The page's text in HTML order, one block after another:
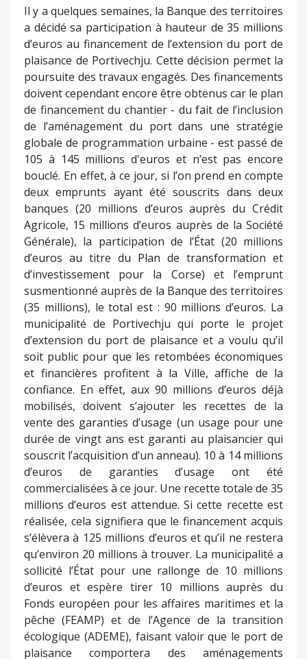
Agricole, 15 millions d’euros auprès de la Société
Générale), la participation de l’État (20 millions
d’euros au titre du Plan de transformation et
d’investissement pour la Corse) et l’emprunt
susmentionné auprès de la Banque des territoires
(35 millions), le total est : 90 millions d’euros. La
municipalité de Portivechju qui porte le projet
d’extension du port de plaisance et a voulu qu’il
soit public pour que les retombées économiques
et financières profitent à la Ville, affiche de la
confiance. En effet, aux 90 millions d’euros déjà
mobilisés, doivent s’ajouter les recettes de la
vente des garanties d’usage (un usage pour une
durée de vingt ans est garanti au plaisancier qui
souscrit l’acquisition d’un anneau). 10 à 14 millions
d’euros de garanties d’usage ont été
commercialisées à ce jour. Une recette totale de 35
millions d’euros est attendue. Si cette recette est
réalisée, cela signifiera que le financement acquis
s’élèvera à 125 millions d’euros et qu’il ne restera
qu’environ 20 millions à trouver. La municipalité a
sollicité l’État pour une rallonge de 10 millions
d’euros et espère tirer 10 millions auprès du
Fonds européen pour les affaires maritimes et la
pêche (FEAMP) et de l’Agence de la transition
écologique (ADEME), faisant valoir que le port de
plaisance comportera des aménagements
réservés à l’activité Pêche et relèvera d’une
grande qualité environnementale. Par ailleurs,
majorité et opposition municipales se mobilisent
de concert pour obtenir que la Collectivité de
Corse s’engage et font remarquer que celle-ci
finance la rénovation du port de Santa Severa sur
la commune de Luri (ce port est certes propriété
de la Collectivité de Corse mais les élus de
Portiveghju font remarquer, que le port de
plaisance de leur ville (plus de 800 anneaux), sera
est un équipement touristique structurant majeur
pour tout un territoire, l’Extrême-Sud, et même
pour l’ensemble de la Corse).